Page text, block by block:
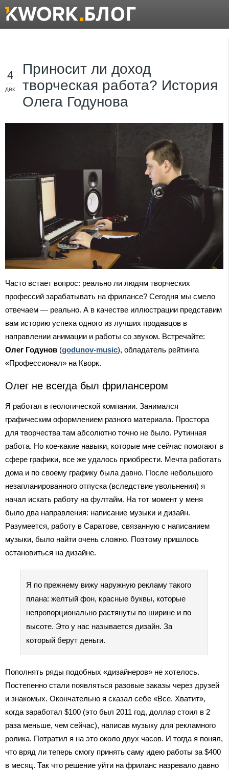
4
дек
Приносит ли доход
творческая работа? История
Олега Годунова
Часто встает вопрос: реально ли людям творческих
профессий зарабатывать на фрилансе? Сегодня мы смело
отвечаем — реально. А в качестве иллюстрации представим
вам историю успеха одного из лучших продавцов в
направлении анимации и работы со звуком. Встречайте:
Олег Годунов (godunov-music), обладатель рейтинга
«Профессионал» на Кворк.
Олег не всегда был фрилансером
Я работал в геологической компании. Занимался
графическим оформлением разного материала. Простора
для творчества там абсолютно точно не было. Рутинная
работа. Но кое-какие навыки, которые мне сейчас помогают в
сфере графики, все же удалось приобрести. Мечта работать
дома и по своему графику была давно. После небольшого
незапланированного отпуска (вследствие увольнения) я
начал искать работу на фултайм. На тот момент у меня
было два направления: написание музыки и дизайн.
Разумеется, работу в Саратове, связанную с написанием
музыки, было найти очень сложно. Поэтому пришлось
остановиться на дизайне.
Я по прежнему вижу наружную рекламу такого
плана: желтый фон, красные буквы, которые
непропорционально растянуты по ширине и по
высоте. Это у нас называется дизайн. За
который берут деньги.
Пополнять ряды подобных «дизайнеров» не хотелось.
Постепенно стали появляться разовые заказы через друзей
и знакомых. Окончательно я сказал себе «Все. Хватит»,
когда заработал $100 (это был 2011 год, доллар стоил в 2
раза меньше, чем сейчас), написав музыку для рекламного
ролика. Потратил я на это около двух часов. И тогда я понял,
что вряд ли теперь смогу принять саму идею работы за $400
в месяц. Так что решение уйти на фриланс назревало давно